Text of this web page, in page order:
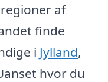
af
finde
i Jylland,
hvor du